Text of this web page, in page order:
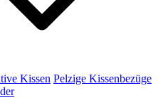
Kissen Pelzige Kissenbezüge